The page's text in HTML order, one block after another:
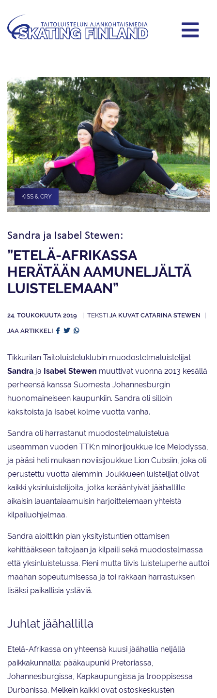
KISS & CRY
Sandra ja Isabel Stewen:
”ETELÄ-AFRIKASSA
HERÄTÄÄN AAMUNELJÄLTÄ
LUISTELEMAAN”
24. TOUKOKUUTA 2019 JA KUVAT CATARINA STEWEN
JAA ARTIKKELI
Tikkurilan Taitoluisteluklubin muodostelmaluistelijat
Sandra ja Isabel Stewen muuttivat vuonna 2013 kesällä
perheensä kanssa Suomesta Johannesburgin
huonomaineiseen kaupunkiin. Sandra oli silloin
kaksitoista ja Isabel kolme vuotta vanha.
Sandra oli harrastanut muodostelmaluistelua
useamman vuoden TTK:n minorijoukkue Ice Melodyssa,
ja pääsi heti mukaan noviisijoukkue Lion Cubsiin, joka oli
perustettu vuotta aiemmin. Joukkueen luistelijat olivat
kaikki yksinluistelijoita, jotka kerääntyivät jäähallille
aikaisin lauantaiaamuisin harjoittelemaan yhteistä
kilpailuohjelmaa.
Sandra aloittikin pian yksityistuntien ottamisen
kehittääkseen taitojaan ja kilpaili sekä muodostelmassa
että yksinluistelussa. Pieni mutta tiivis luisteluperhe auttoi
maahan sopeutumisessa ja toi rakkaan harrastuksen
lisäksi paikallisia ystäviä.
Juhlat jäähallilla
Etelä-Afrikassa on yhteensä kuusi jäähallia neljällä
paikkakunnalla: pääkaupunki Pretoriassa,
Johannesburgissa, Kapkaupungissa ja trooppisessa
Durbanissa. Melkein kaikki ovat ostoskeskusten